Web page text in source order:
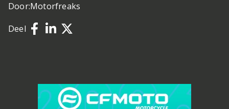
Door:Motorfreaks
Deel